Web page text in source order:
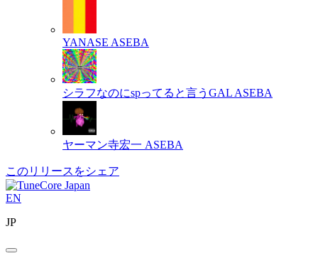
YANASE ASEBA
シラフなのにspってると言うGAL ASEBA
ヤーマン寺宏一 ASEBA
このリリースをシェア
EN
JP